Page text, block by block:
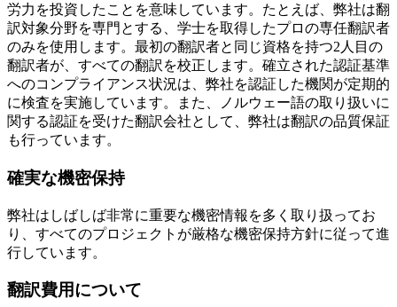
労力を投資したことを意味しています。たとえば、弊社は翻
訳対象分野を専門とする、学士を取得したプロの専任翻訳者
のみを使用します。最初の翻訳者と同じ資格を持つ2人目の
翻訳者が、すべての翻訳を校正します。確立された認証基準
へのコンプライアンス状況は、弊社を認証した機関が定期的
に検査を実施しています。また、ノルウェー語の取り扱いに
関する認証を受けた翻訳会社として、弊社は翻訳の品質保証
も行っています。
確実な機密保持
弊社はしばしば非常に重要な機密情報を多く取り扱ってお
り、すべてのプロジェクトが厳格な機密保持方針に従って進
行しています。
翻訳費用について